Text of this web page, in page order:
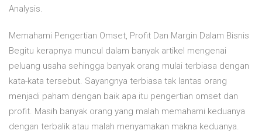
Analysis.
Memahami Pengertian Omset, Profit Dan Margin Dalam Bisnis
Begitu kerapnya muncul dalam banyak artikel mengenai
peluang usaha sehingga banyak orang mulai terbiasa dengan
kata-kata tersebut. Sayangnya terbiasa tak lantas orang
menjadi paham dengan baik apa itu pengertian omset dan
profit. Masih banyak orang yang malah memahami keduanya
dengan terbalik atau malah menyamakan makna keduanya.